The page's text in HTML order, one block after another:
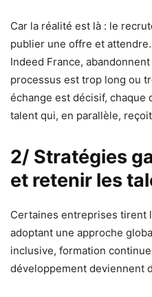
Car la réalité est là : le
publier une offre et
Indeed France,
processus est trop long ou
échange est décisif, chaque
talent qui, en parallèle,
2/ Stratégies
et retenir les
Certaines entreprises tirent
adoptant une approche
inclusive, formation
développement deviennent